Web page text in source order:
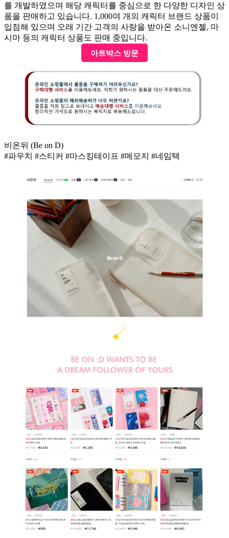
를 개발하였으며 해당 캐릭터를 중심으로 한 다양한 디자인 상
품을 판매하고 있습니다. 1,000여 개의 캐릭터 브랜드 상품이
입점해 있으며 오래 기간 고객의 사랑을 받아온 소니엔젤, 마
시마 등의 캐릭터 상품도 판매 중입니다.
아트박스 방문
비온뒤 (Be on D)
#파우치 #스티커 #마스킹테이프 #메모지 #네임택